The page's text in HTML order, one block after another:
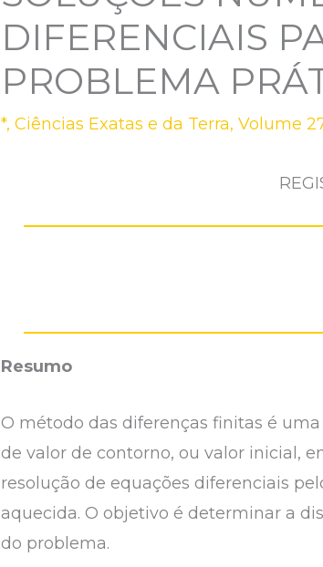
DIFERENCIAIS
PROBLEMA
*,Ciências Exatas e da Terra,Volume
Resumo
O método das diferenças finitas é
de valor de contorno, ou valor inicial,
resolução de equações diferenciais
aquecida. O objetivo é determinar a
do problema.